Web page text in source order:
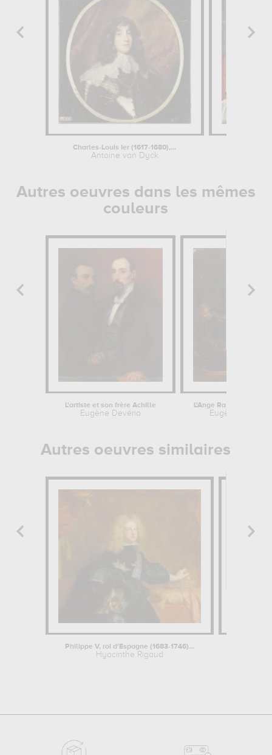
Charles-Louis Ier (1617-1680),...
Antoine van Dyck
Autres oeuvres dans les mêmes
couleurs
L'artiste et son frère Achille
Eugène Devéria
L'Ange Raphaël
Eugène
Autres oeuvres similaires
Philippe V, roi d'Espagne (1683-1746)...
Hyacinthe Rigaud